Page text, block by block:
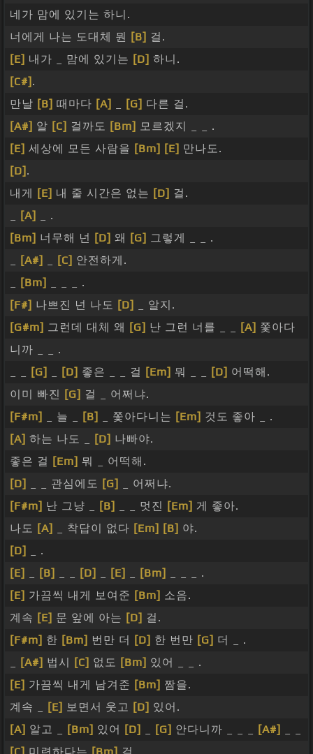
네가 맘에 있기는 하니.
너에게 나는 도대체 뭔 [B] 걸.
[E] 내가 _ 맘에 있기는 [D] 하니.
[C#] .
만날 [B] 때마다 [A] [G] 다른 걸.
[A#] 알 [C] 걸까도 [Bm] 모르겠지 _ _ .
[E] 세상에 모든 사람을 [Bm] [E] 만나도.
[D] .
내게
[E] 내 줄 시간은 없는 [D] 걸.
[A]
_ .
[Bm] 너무해 넌 [D] 왜 [G] 그렇게 _ _ .
[A#] [C] 안전하게.
[Bm]
_ _ _ .
[F#] 나쁘진 넌 나도 [D]
_ 알지.
[G#m] 그런데 대체 왜 [G] 난 그런 너를 _ _ [A] 쫓아다
니까 _ _ .
[G] [D] 좋은 _ _ 걸 [Em] 뭐 _ _ [D] 어떡해.
이미 빠진 [G] 걸 _ 어쩌냐.
[F#m]
_ 늘 _ [B] _ 쫓아다니는 [Em] 것도 좋아 _ .
[A] 하는 나도 _ [D] 나빠야.
좋은 걸 [Em] 뭐 _ 어떡해.
[D]
_ _ 관심에도 [G]
_ 어쩌냐.
[F#m] 난 그냥 _ [B] _ _ 멋진 [Em] 게 좋아.
나도 [A] _ 착답이 없다 [Em] [B] 야.
[D]
_ .
[E]
[B] [D] [E] [Bm]
_ _ _ .
[E] 가끔씩 내게 보여준 [Bm] 소음.
계속 [E] 문 앞에 아는 [D] 걸.
[F#m] 한 [Bm] 번만 더 [D] 한 번만 [G] 더 _ .
[A#] 법시 [C] 없도 [Bm] 있어 _ _ .
[E] 가끔씩 내게 남겨준 [Bm] 짬을.
계속 _
[E] 보면서 웃고 [D] 있어.
[A] 알고 _ [Bm] 있어 [D] [G] 안다니까 _ _ _ [A#]